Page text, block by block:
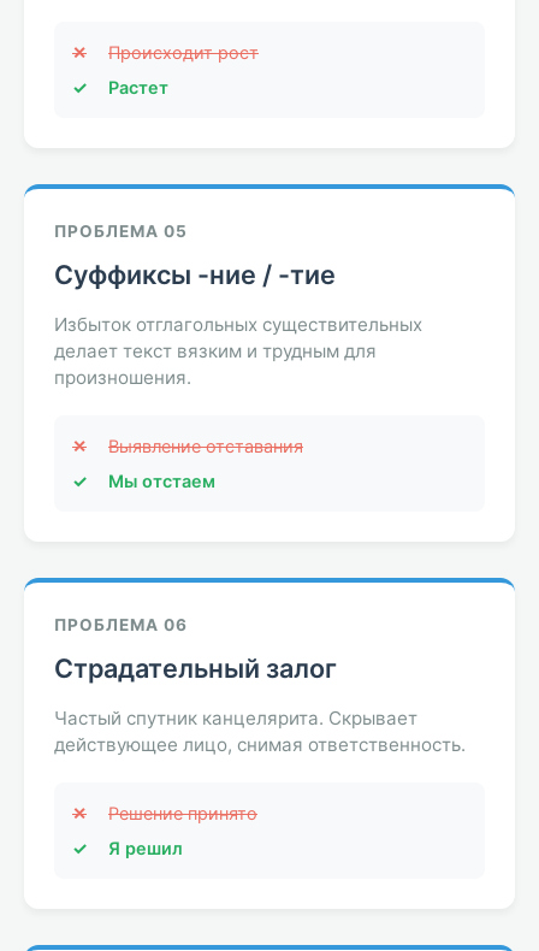
✕
Происходит рост
✓
Растет
ПРОБЛЕМА 05
Суффиксы -ние / -тие
Избыток отглагольных существительных
делает текст вязким и трудным для
произношения.
✕
Выявление отставания
✓
Мы отстаем
ПРОБЛЕМА 06
Страдательный залог
Частый спутник канцелярита. Скрывает
действующее лицо, снимая ответственность.
✕
Решение принято
✓
Я решил